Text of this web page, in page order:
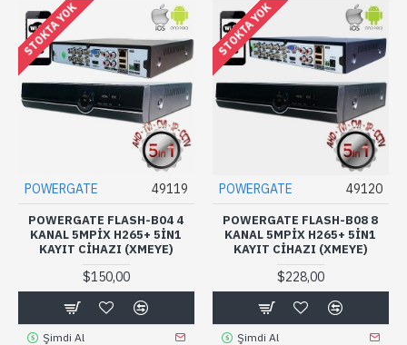
STOKTA YOK
POWERGATE 49119
POWERGATE FLASH-B04 4
KANAL 5MPIX H265+ 5IN1
KAYIT CIHAZI (XMEYE)
$150,00
Şimdi Al
STOKTA YOK
POWERGATE 49120
POWERGATE FLASH-B08 8
KANAL 5MPIX H265+ 5IN1
KAYIT CIHAZI (XMEYE)
$228,00
Şimdi Al